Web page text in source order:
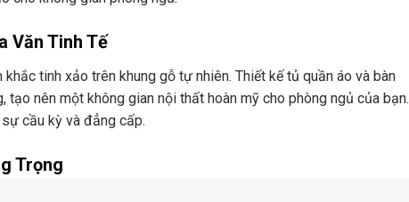
Văn Tinh Tế
tinh xảo trên khung gỗ tự nhiên. Thiết kế tủ quần áo và bàn
nên một không gian nội thất hoàn mỹ cho phòng ngủ của bạn.
cầu kỳ và đẳng cấp.
Trọng